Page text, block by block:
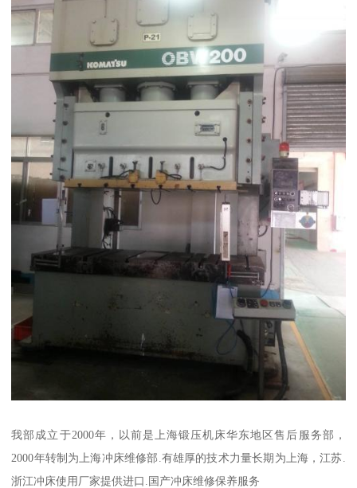
我部成立于2000年，以前是上海锻压机床华东地区售后服务部，
2000年转制为上海冲床维修部.有雄厚的技术力量长期为上海，江苏.
浙江冲床使用厂家提供进口.国产冲床维修保养服务